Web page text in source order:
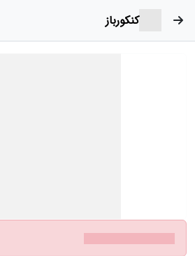
کنکورباز